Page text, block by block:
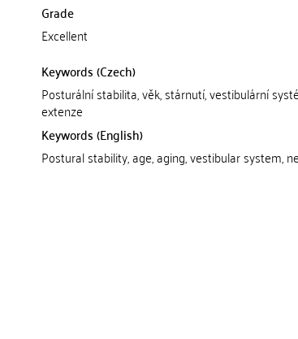
Grade
Excellent
Keywords (Czech)
Posturální stabilita, věk, stárnutí, vestibulární
extenze
Keywords (English)
Postural stability, age, aging, vestibular system,